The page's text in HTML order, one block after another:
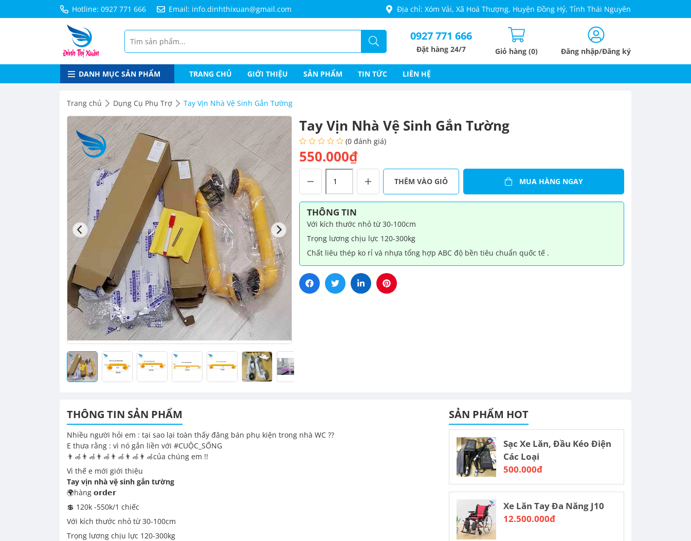
Hotline: 0927 771 666 Email: info.dinhthixuan@gmail.com Địa chỉ: Xóm Vải, Xã Hoá Thượng, Huyện Đồng Hỷ, Tỉnh Thái Nguyên
0927 771 666
Đặt hàng 24/7 Giỏ hàng (0) Đăng nhập/Đăng ký
DANH MỤC SẢN PHẨM TRANG CHỦ GIỚI THIỆU SẢN PHẨM TIN TỨC LIÊN HỆ
Trang chủ Dụng Cụ Phụ Trợ Tay Vịn Nhà Vệ Sinh Gắn Tường
Tay Vịn Nhà Vệ Sinh Gắn Tường
(0 đánh giá)
550.000₫
Vịn
Nhà
Sinh
Gắn
Tường
số
THÊM VÀO GIỎ MUA HÀNG NGAY
THÔNG TIN
Với kích thước nhỏ từ 30-100cm
Trọng lương chịu lực 120-300kg
Chất liêu thép ko rỉ và nhựa tổng hợp ABC độ bền tiêu chuẩn quốc tế .
THÔNG TIN SẢN PHẨM
Nhiều người hỏi em : tại sao lại toàn thấy đăng bán phụ kiện trong nhà WC ??
E thưa rằng : vì nó gắn liền với #CUỘC_SỐNG
👨‍🦽👨‍🦽👨‍🦽👨‍🦽👨‍🦽👨‍🦽của chúng em !!
Vì thế e mới giới thiệu
Tay vịn nhà vệ sinh gắn tường
🌍hàng 𝗼𝗿𝗱𝗲𝗿
💲 120k -550k/1 chiếc
Với kích thước nhỏ từ 30-100cm
Trọng lương chịu lực 120-300kg
SẢN PHẨM HOT
Sạc Xe Lăn, Đầu Kéo Điện
Các Loại
500.000đ
Xe Lăn Tay Đa Năng J10
12.500.000đ